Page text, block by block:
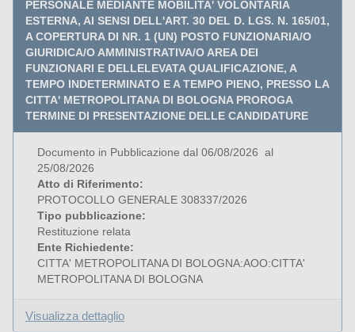
PERSONALE MEDIANTE MOBILITA' VOLONTARIA
ESTERNA, AI SENSI DELL'ART. 30 DEL D. LGS. N. 165/01,
A COPERTURA DI NR. 1 (UN) POSTO FUNZIONARIA/O
GIURIDICA/O AMMINISTRATIVA/O AREA DEI
FUNZIONARI E DELLELEVATA QUALIFICAZIONE, A
TEMPO INDETERMINATO E A TEMPO PIENO, PRESSO LA
CITTA' METROPOLITANA DI BOLOGNA PROROGA
TERMINE DI PRESENTAZIONE DELLE CANDIDATURE
Documento in Pubblicazione dal 06/08/2026 al
25/08/2026
Atto di Riferimento:
PROTOCOLLO GENERALE 308337/2026
Tipo pubblicazione:
Restituzione relata
Ente Richiedente:
CITTA' METROPOLITANA DI BOLOGNA:AOO:CITTA'
METROPOLITANA DI BOLOGNA
Visualizza dettaglio